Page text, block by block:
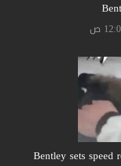
Bentley sets